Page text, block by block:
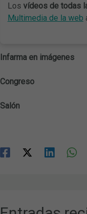
Los vídeos de todas
Multimedia de la web
Infarma en imágenes
Congreso
Salón